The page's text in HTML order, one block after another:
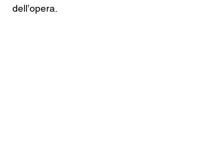
dell’opera.